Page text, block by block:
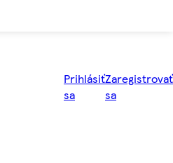
Prihlásiť
sa
Zaregistrovať
sa